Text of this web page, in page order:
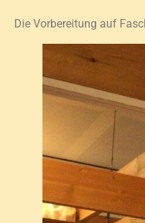
Die Vorbereitung auf